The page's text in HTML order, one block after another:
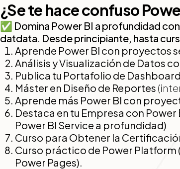
¿Se te hace confuso
✅ Domina Power BI a profundidad
datdata. Desde principiante, hasta
Aprende Power BI con proyectos
Análisis y Visualización de Datos
Publica tu Portafolio de
Máster en Diseño de Reportes
Aprende más Power BI con
Destaca en tu Empresa con Power
Power BI Service a profundidad)
Curso para Obtener la
Curso práctico de Power Platform
Power Pages).